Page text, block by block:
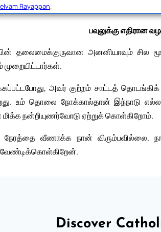
Rayappan.
பவுலுக்கு எதிரான
தலைமைக்குருவான அனனியாவும் சில
முறையிட்டார்கள்.
அவர் குற்றம் சாட்டத் தொடங்கிக்
உம் தொலை நோக்கால்தான் இந்நாடு
நன்றியுணர்வோடு ஏற்றுக் கொள்கிறோம்.
நேரத்தை வீணாக்க நான் விரும்பவில்லை.
வேண்டிக்கொள்கிறேன்.
Discover